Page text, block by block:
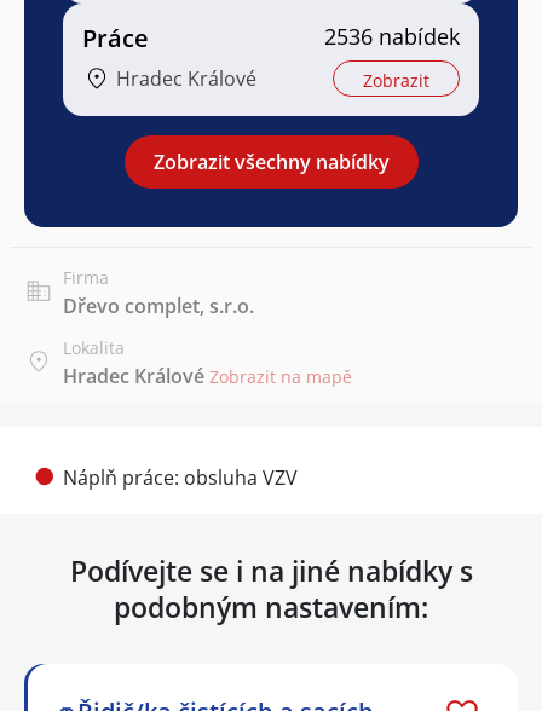
Práce
Hradec Králové
2536 nabídek
Zobrazit
Zobrazit všechny nabídky
Firma
Dřevo complet, s.r.o.
Lokalita
Hradec Králové Zobrazit na mapě
Náplň práce: obsluha VZV
Podívejte se i na jiné nabídky s
podobným nastavením: